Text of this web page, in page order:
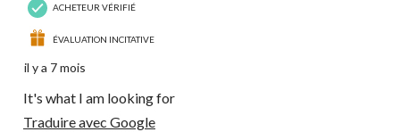
ACHETEUR VÉRIFIÉ
ÉVALUATION INCITATIVE
il y a 7 mois
It's what I am looking for
Traduire avec Google